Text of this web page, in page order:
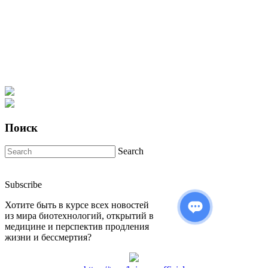
Поиск
Search
Subscribe
Хотите быть в курсе всех новостей
из мира биотехнологий, открытий в
медицине и перспектив продления
жизни и бессмертия?